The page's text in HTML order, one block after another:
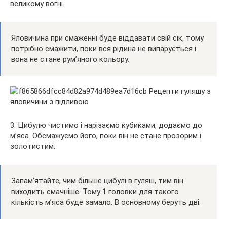
великому вогні.
Яловичина при смаженні буде віддавати свій сік, тому
потрібно смажити, поки вся рідина не випарується і
вона не стане рум’яного кольору.
3. Цибулю чистимо і нарізаємо кубиками, додаємо до
м’яса. Обсмажуємо його, поки він не стане прозорим і
золотистим.
Запам’ятайте, чим більше цибулі в гуляш, тим він
виходить смачніше. Тому 1 головки для такого
кількість м’яса буде замало. В основному беруть дві.